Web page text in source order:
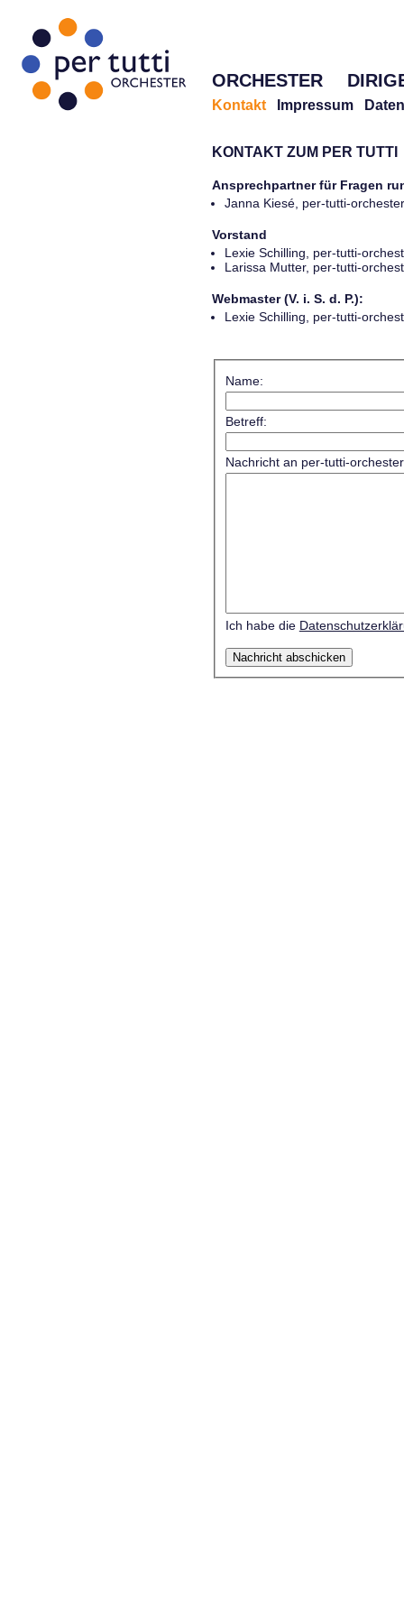
ORCHESTER
Kontakt Impressum
KONTAKT ZUM PER TUTTI
Ansprechpartner für Fragen
Janna Kiesé, per-tutti-
Vorstand
Lexie Schilling, per-tutti-
Larissa Mutter, per-tutti-
Webmaster (V. i. S. d. P.):
Lexie Schilling, per-tutti-
Name:
Betreff:
Nachricht an per-tutti-
Ich habe die